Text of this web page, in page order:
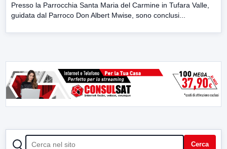
Presso la Parrocchia Santa Maria del Carmine in Tufara Valle,
guidata dal Parroco Don Albert Mwise, sono conclusi...
CERCA Cerca